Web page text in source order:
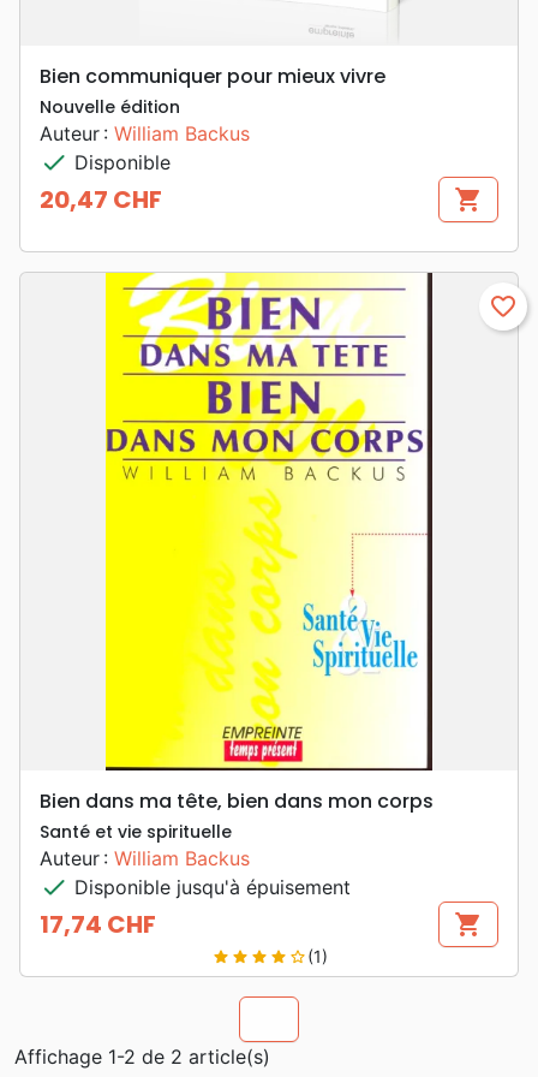
Bien communiquer pour mieux vivre
Nouvelle édition
Auteur : William Backus
check Disponible
Prix
20,47 CHF shopping_cart
favorite_border
Bien dans ma tête, bien dans mon corps
Santé et vie spirituelle
Auteur : William Backus
check Disponible jusqu'à épuisement
Prix
17,74 CHF shopping_cart
star star star star star_border(1)
Affichage 1-2 de 2 article(s)